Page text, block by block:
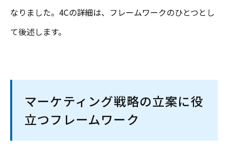
なりました。4Cの詳細は、フレームワークのひとつとし
て後述します。
マーケティング戦略の立案に役
立つフレームワーク